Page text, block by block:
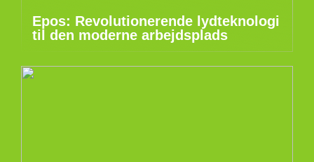
Epos: Revolutionerende lydteknologi
til den moderne arbejdsplads